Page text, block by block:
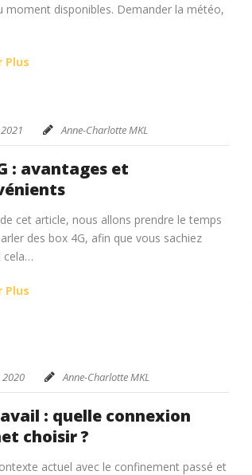
moment disponibles. Demander la météo,
Plus
Anne-Charlotte MKL
: avantages et
cet article, nous allons prendre le temps
des box 4G, afin que vous sachiez
cela…
Plus
2020 Anne-Charlotte MKL
: quelle connexion
choisir ?
actuel avec le confinement passé et